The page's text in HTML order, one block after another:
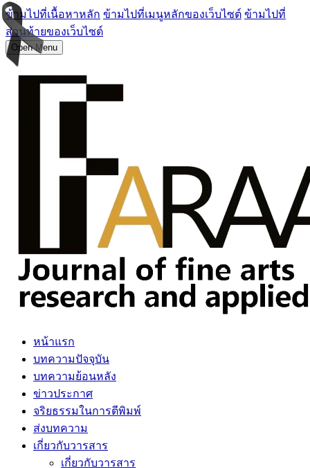
ข้ามไปที่เนื้อหาหลัก ข้ามไปที่เมนูหลักของเว็บไซต์ ข้ามไปที่
ส่วนท้ายของเว็บไซต์
Open Menu
หน้าแรก
บทความปัจจุบัน
บทความย้อนหลัง
ข่าวประกาศ
จริยธรรมในการตีพิมพ์
ส่งบทความ
เกี่ยวกับวารสาร
เกี่ยวกับวารสาร